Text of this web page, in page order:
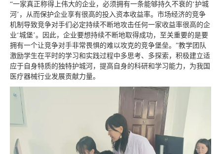
“一家真正称得上伟大的企业，必须拥有一条能够持久不衰的‘护城
河’，从而保护企业享有很高的投入资本收益率。市场经济的竞争
机制导致竞争对手们必定持续不断地攻击任何一家收益率很高的企
业‘城堡’。因此，企业要想持续不断地取得成功，至关重要的是要
拥有一个让竞争对手非常畏惧的难以攻克的竞争堡垒。”教学团队
激励学生在平时的学习和实践过程中多思考、多探索，积极建立适
应于自身特质的独特护城河，提高自身的科研和学习能力，为我国
医疗器械行业发展贡献力量。